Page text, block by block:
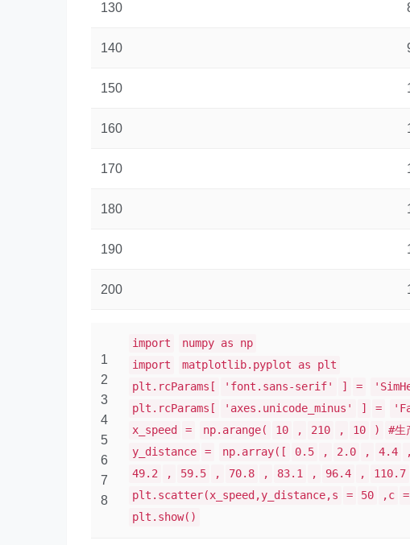
130
140
150
160
170
180
190
200
1
2
3
4
5
6
7
8
import
numpy as np
import
matplotlib.pyplot as plt
plt.rcParams[
'font.sans-serif' ] =
plt.rcParams[
'axes.unicode_minus' ] =
x_speed
= np.arange( 10 , 210 , 10 )
#生
y_distance
= np.array([ 0.5 , 2.0 , 4.4 ,
49.2
, 59.5 , 70.8 , 83.1 , 96.4 , 110.7
plt.scatter(x_speed,y_distance,s
= 50 ,c =
plt.show()